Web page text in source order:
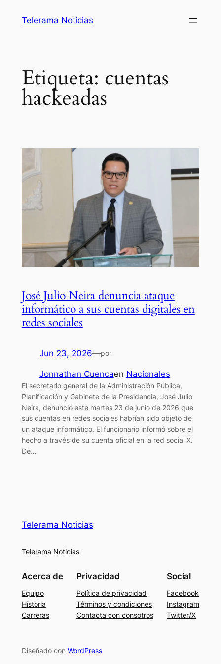
Telerama Noticias
Etiqueta: cuentas
hackeadas
José Julio Neira denuncia ataque
informático a sus cuentas digitales en
redes sociales
Jun 23, 2026—por
Jonnathan Cuencaen Nacionales
El secretario general de la Administración Pública,
Planificación y Gabinete de la Presidencia, José Julio
Neira, denunció este martes 23 de junio de 2026 que
sus cuentas en redes sociales habrían sido objeto de
un ataque informático. El funcionario informó sobre el
hecho a través de su cuenta oficial en la red social X.
De…
Telerama Noticias
Telerama Noticias
Acerca de
Equipo
Historia
Carreras
Privacidad
Política de privacidad
Términos y condiciones
Contacta con consotros
Social
Facebook
Instagram
Twitter/X
Diseñado con WordPress